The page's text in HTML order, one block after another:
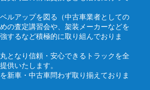
ルアップを図る（中古車業者としての
の査定講習会や、架装メーカーなどを
するなど積極的に取り組んでおりま
となり信頼・安心できるトラックを全
供いたします。
新車・中古車問わず取り揃えておりま